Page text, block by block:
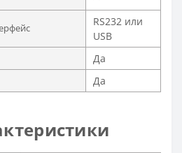
RS232 или
USB
Да
Да